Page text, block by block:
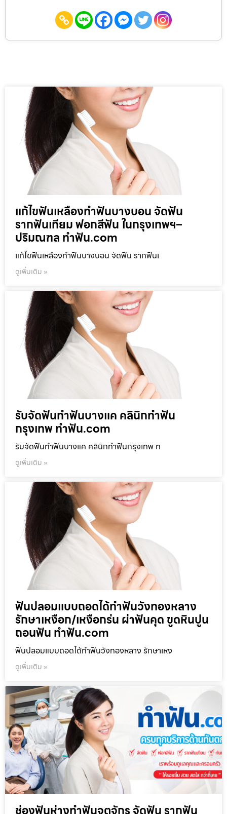
แก้ไขฟันเหลืองทำฟันบางบอน จัดฟัน
รากฟันเทียม ฟอกสีฟัน ในกรุงเทพฯ–
ปริมณฑล ทำฟัน.com
แก้ไขฟันเหลืองทำฟันบางบอน จัดฟัน รากฟันเ
ดูเพิ่มเติม »
รับจัดฟันทำฟันบางแค คลินิกทำฟัน
กรุงเทพ ทำฟัน.com
รับจัดฟันทำฟันบางแค คลินิกทำฟันกรุงเทพ ท
ดูเพิ่มเติม »
ฟันปลอมแบบถอดได้ทำฟันวังทองหลาง
รักษาเหงือก/เหงือกร่น ผ่าฟันคุด ขูดหินปูน
ถอนฟัน ทำฟัน.com
ฟันปลอมแบบถอดได้ทำฟันวังทองหลาง รักษาเหง
ดูเพิ่มเติม »